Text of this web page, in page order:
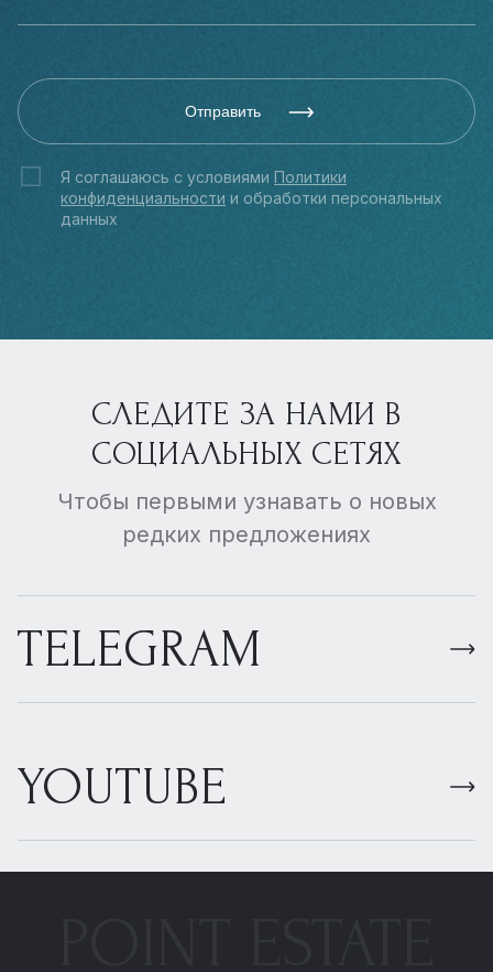
Отправить
Я соглашаюсь с условиями Политики
конфиденциальности и обработки персональных
данных
СЛЕДИТЕ ЗА НАМИ В
СОЦИАЛЬНЫХ СЕТЯХ
Чтобы первыми узнавать о новых
редких предложениях
TELEGRAM
YOUTUBE